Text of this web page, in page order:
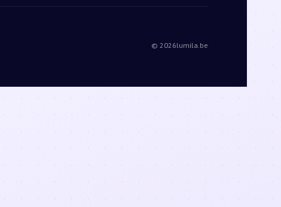
© 2026lumila.be